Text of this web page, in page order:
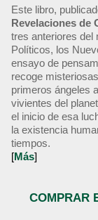
Este libro,
Revelaciones de
tres anteriores del
Políticos, los
ensayo de
recoge
primeros ángeles
vivientes del
el inicio de esa
la existencia
tiempos.
[Más]
COMPRAR